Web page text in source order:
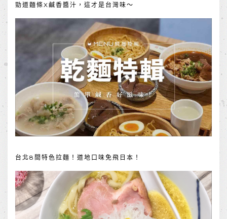
勁道麵條X鹹香醬汁，這才是台灣味～
台北8間特色拉麵！道地口味免飛日本！